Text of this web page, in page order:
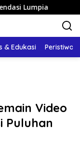
Panduan
& Edukasi Peristiwa
Video
Puluhan